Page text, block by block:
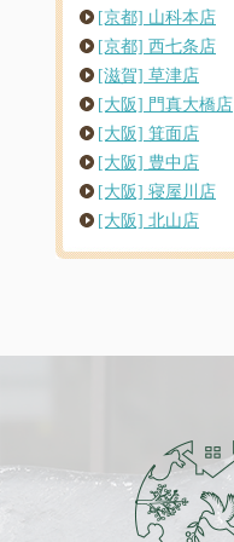
[京都] 山科本店
[京都] 西七条店
[滋賀] 草津店
[大阪] 門真大橋店
[大阪] 箕面店
[大阪] 豊中店
[大阪] 寝屋川店
[大阪] 北山店